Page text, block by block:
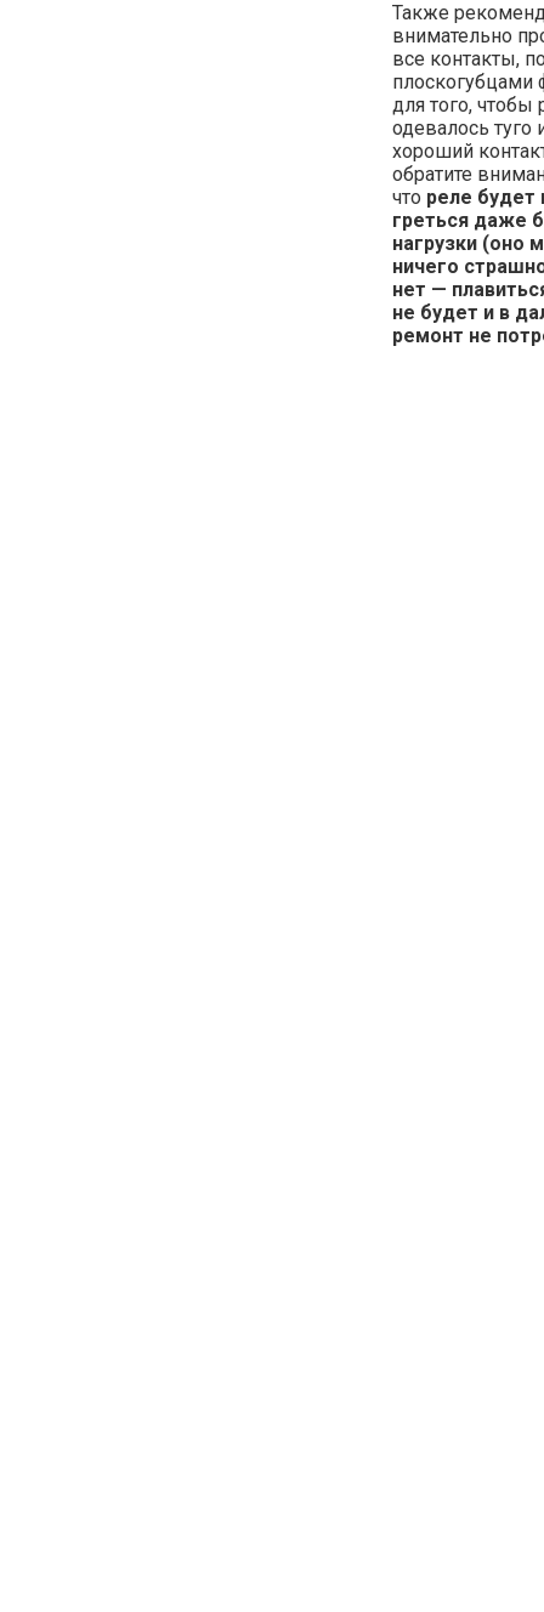
Также
внимательно
все контакты,
для того, чтобы
одевалось туго
хороший
обратите
что реле будет
греться даже
нагрузки (оно
ничего
нет —
не будет и в
ремонт не